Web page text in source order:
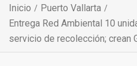
Inicio
Puerto Vallarta
Entrega Red Ambiental 10
servicio de recolección; crean